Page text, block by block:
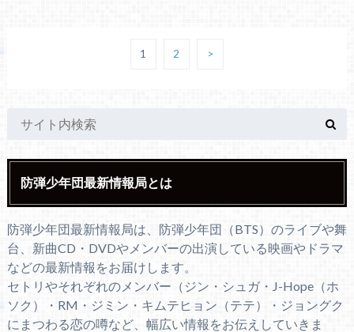
1 2 >
防弾少年団最新情報局とは
防弾少年団最新情報局は、防弾少年団（BTS）のライブや舞
台、新曲CD・DVDやメンバーの出演している映画やドラマ
などの最新情報をお届けします。
セトリやそれぞれのメンバー（ジン・シュガ・J-Hope（ホ
ソク）・RM・ジミン・キムテヒョン（テテ）・ジョングク
にまつわる恋の噂など、幅広い情報をお伝えしていきま